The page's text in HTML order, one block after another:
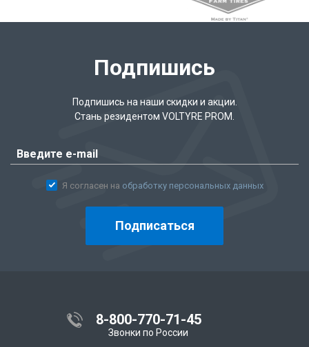
Подпишись
Подпишись на наши скидки и акции.
Стань резидентом VOLTYRE PROM.
Я согласен на обработку персональных данных
Подписаться
8-800-770-71-45
Звонки по России